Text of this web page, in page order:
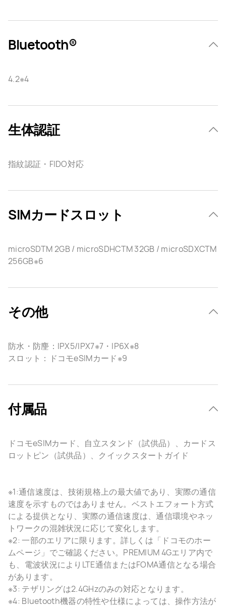
Bluetooth®
4.2※4
生体認証
指紋認証・FIDO対応
SIMカードスロット
microSDTM 2GB / microSDHCTM 32GB / microSDXCTM
256GB※6
その他
防水・防麈：IPX5/IPX7※7・IP6X※8
スロット：ドコモeSIMカード※9
付属品
ドコモeSIMカード、自立スタンド（試供品）、カードス
ロットピン（試供品）、クイックスタートガイド
※1:通信速度は、技術規格上の最大値であり、実際の通信
速度を示すものではありません。ベストエフォート方式
による提供となり、実際の通信速度は、通信環境やネッ
トワークの混雑状況に応じて変化します。
※2: 一部のエリアに限ります。詳しくは「ドコモのホー
ムページ」でご確認ください。PREMIUM 4Gエリア内で
も、電波状況によりLTE通信またはFOMA通信となる場合
があります。
※3: テザリングは2.4GHzのみの対応となります。
※4: Bluetooth機器の特性や仕様によっては、操作方法が